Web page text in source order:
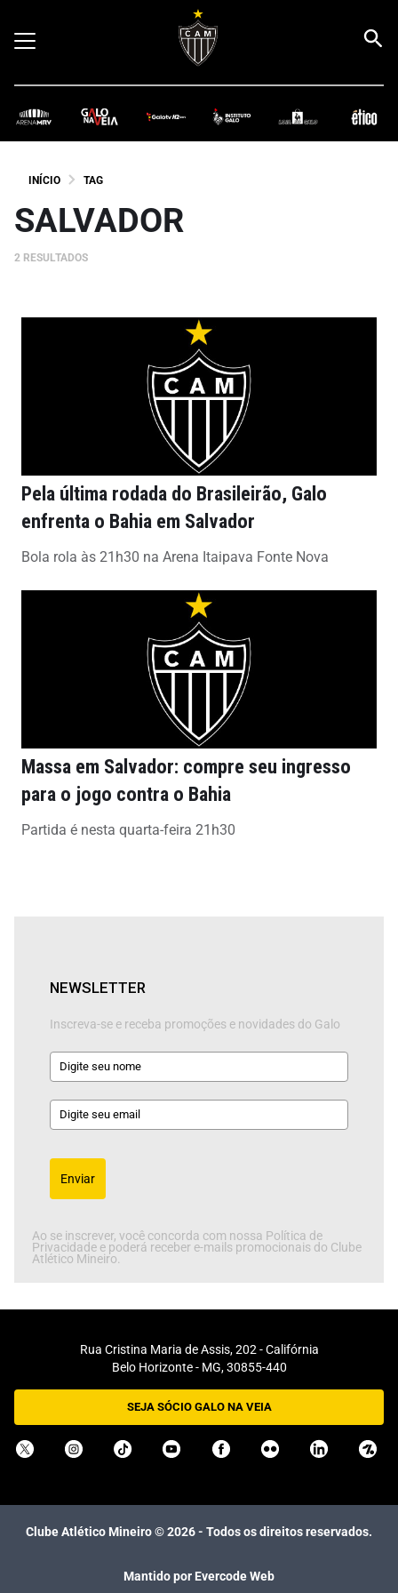
INÍCIO TAG
SALVADOR
2 RESULTADOS
Pela última rodada do Brasileirão, Galo
enfrenta o Bahia em Salvador
Bola rola às 21h30 na Arena Itaipava Fonte Nova
Massa em Salvador: compre seu ingresso
para o jogo contra o Bahia
Partida é nesta quarta-feira 21h30
NEWSLETTER
Inscreva-se e receba promoções e novidades do Galo
Enviar
Ao se inscrever, você concorda com nossa Política de
Privacidade e poderá receber e-mails promocionais do Clube
Atlético Mineiro.
Rua Cristina Maria de Assis, 202 - Califórnia
Belo Horizonte - MG, 30855-440
SEJA SÓCIO GALO NA VEIA
Clube Atlético Mineiro ©2026- Todos os direitos reservados.
Mantido por Evercode Web